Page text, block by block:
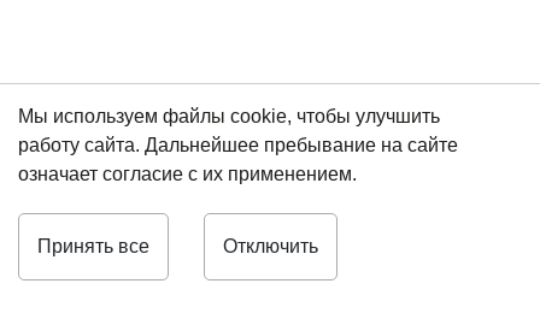
Мы используем файлы cookie, чтобы улучшить
работу сайта. Дальнейшее пребывание на сайте
означает согласие с их применением.
Принять все Отключить